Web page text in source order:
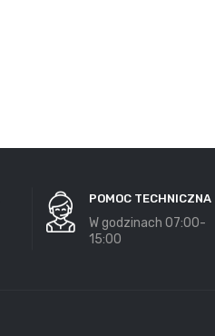
POMOC TECHNICZNA
W godzinach 07:00-
15:00